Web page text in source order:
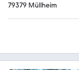
79379 Müllheim